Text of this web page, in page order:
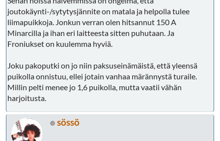
joutokäynti-/sytytysjännite on matala ja helpolla tulee
liimapuikkoja. Jonkun verran olen hitsannut 150 A
Minarcilla ja ihan eri laitteesta sitten puhutaan. Ja
Froniukset on kuulemma hyviä.
Joku pakoputki on jo niin paksuseinämäistä, että yleensä
puikolla onnistuu, ellei jotain vanhaa märännystä turaile.
Millin pelti menee jo 1,6 puikolla, mutta vaatii vähän
harjoitusta.
sössö